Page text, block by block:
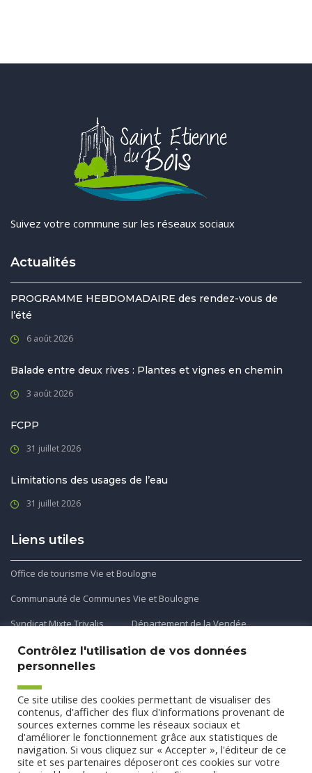
Suivez votre commune sur les réseaux sociaux
Actualités
PROGRAMME HEBDOMADAIRE des rendez-vous de
l’été
6 août 2026
Balade entre deux rives : Plantes et vignes en chemin
3 août 2026
FCPP
31 juillet 2026
Limitations des usages de l’eau
31 juillet 2026
Liens utiles
Office de tourisme Vie et Boulogne
Communauté de Communes Vie et Boulogne
Syndicat Mixte Trivalis
Département de la Vendée
Application mobile
Découvrez et téléchargez l'application gratuite mobile Ma
Commune et Moi pour recevoir les alertes et les actualités
de votre commune.
Contrôlez l'utilisation de vos données
personnelles
Ce site utilise des cookies permettant de visualiser des
contenus, d'afficher des flux d'informations provenant de
sources externes comme les réseaux sociaux et
d'améliorer le fonctionnement grâce aux statistiques de
navigation. Si vous cliquez sur « Accepter », l'éditeur de ce
site et ses partenaires déposeront ces cookies sur votre